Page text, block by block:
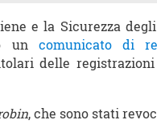
e la Sicurezza
un comunicato di
delle registrazioni
, che sono stati